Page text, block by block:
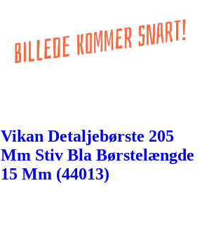
Vikan Detaljebørste 205
Mm Stiv Bla Børstelængde
15 Mm (44013)